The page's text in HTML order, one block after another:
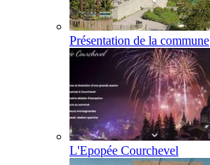
Présentation de la commune
L'Epopée Courchevel